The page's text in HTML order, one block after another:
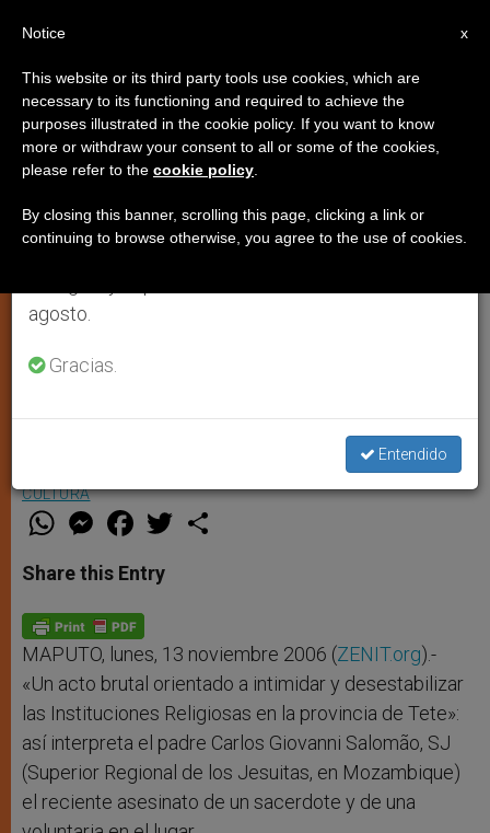
Misioneros en Mozambique
denuncian el intento de
desestabilizar la labor religiosa
asesinados, y ataques a
congregaciones en la provincia
ARTE Y
CULTURA
W
t
s
p
p
M
e
s
e
g
e
r
F
a
e
b
o
k
w
Share this Entry
MAPUTO, lunes, 13 noviembre 2006 (ZENIT.org).-
«Un acto brutal orientado a intimidar y desestabilizar
las Instituciones Religiosas en la provincia de Tete»:
así interpreta el padre Carlos Giovanni Salomão, SJ
(Superior Regional de los Jesuitas, en Mozambique)
el reciente asesinato de un sacerdote y de una
×
Aviso importante
Del 27 de julio al 7 de agosto haremos la pausa
anual, aprovechando que en el periodo de verano
se generan menos informaciones y también el
agosto.
Gracias.
Entendido
x
Notice
This website or its third party tools use cookies, which are
necessary to its functioning and required to achieve the
purposes illustrated in the cookie policy. If you want to know
more or withdraw your consent to all or some of the cookies,
please refer to the cookie policy
By closing this banner, scrolling this page, clicking a link or
continuing to browse otherwise, you agree to the use of cookies.